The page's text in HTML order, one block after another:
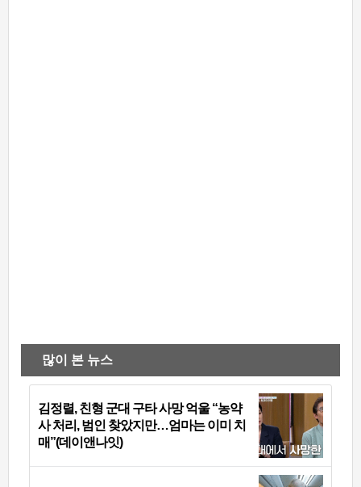
많이 본 뉴스
김정렬, 친형 군대 구타 사망 억울 “농약
사 처리, 범인 찾았지만…엄마는 이미 치
매”(데이앤나잇)